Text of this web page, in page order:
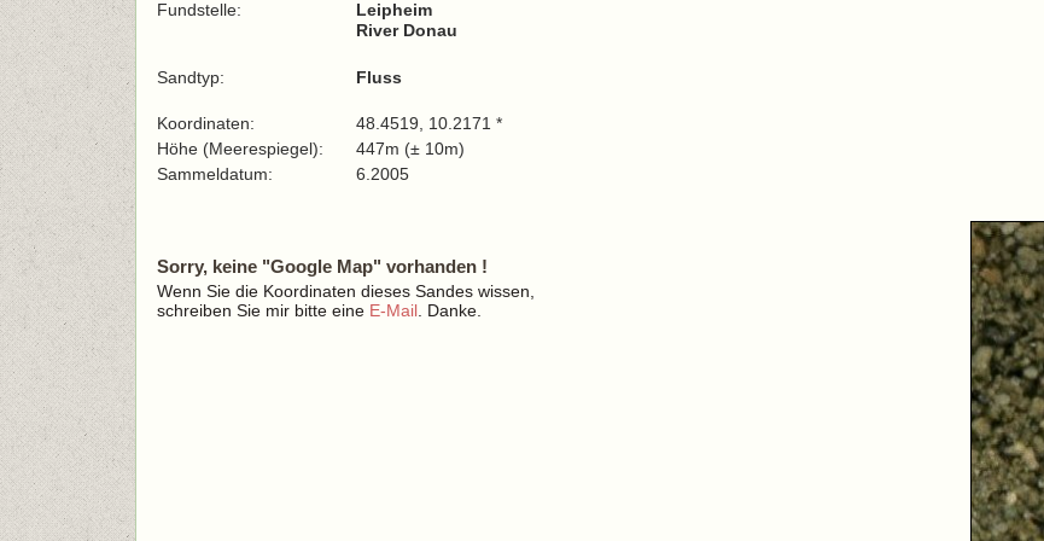
Fundstelle:
Leipheim
River Donau
Sandtyp: Fluss
Koordinaten:
48.4519, 10.2171 *
Höhe (Meerespiegel):
447m (± 10m)
Sammeldatum:
6.2005
Sorry, keine "Google Map" vorhanden !
Wenn Sie die Koordinaten dieses Sandes wissen,
schreiben Sie mir bitte eine E-Mail . Danke.